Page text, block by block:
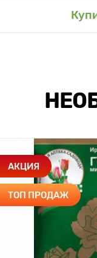
АКЦИЯ
ТОП ПРОДАЖ